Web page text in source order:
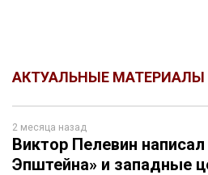
АКТУАЛЬНЫЕ МАТЕРИАЛЫ
2 месяца назад
Виктор Пелевин
Эпштейна» и западные